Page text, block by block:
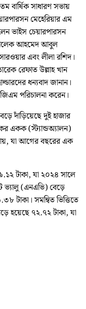
বার্ষিক সাধারণ সভায়
মেহেরিয়ার এম
ভাইস চেয়ারপারসন
আহমেদ আবুল
এবং লীলা রশিদ।
রেফাত উল্লাহ খান
ধন্যবাদ জানান।
পরিচালনা করেন।
দাঁড়িয়েছে দুই হাজার
একক (স্ট্যান্ডঅ্যালন)
যা আগের বছরের এক
টাকা, যা ২০২৪ সালে
ভ্যালু (এনএভি) বেড়ে
টাকা। সমন্বিত ভিত্তিতে
হয়েছে ৭২.৭২ টাকা, যা